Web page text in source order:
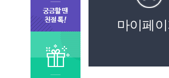
마이페